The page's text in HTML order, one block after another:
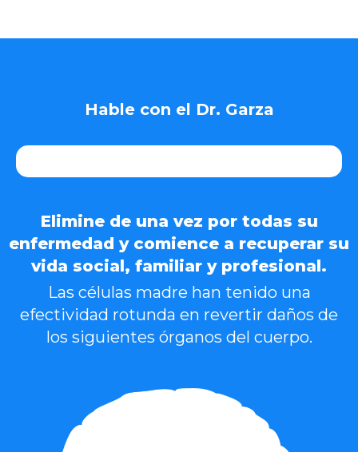
Hable con el Dr. Garza
Elimine de una vez por todas su
enfermedad y comience a recuperar su
vida social, familiar y profesional.
Las células madre han tenido una
efectividad rotunda en revertir daños de
los siguientes órganos del cuerpo.